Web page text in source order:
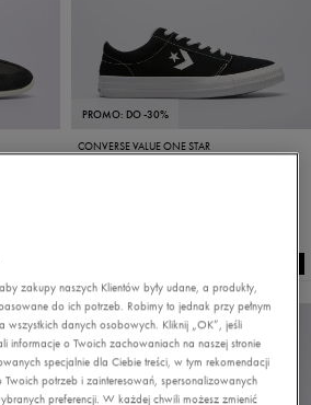
PROMO: DO -30%
CONVERSE VALUE ONE STAR
zakupy naszych Klientów były udane, a produkty,
do ich potrzeb. Robimy to jednak przy pełnym
wszystkich danych osobowych. Kliknij „OK”, jeśli
informacje o Twoich zachowaniach na naszej stronie
specjalnie dla Ciebie treści, w tym rekomendacji
potrzeb i zainteresowań, spersonalizowanych
preferencji. W każdej chwili możesz zmienić